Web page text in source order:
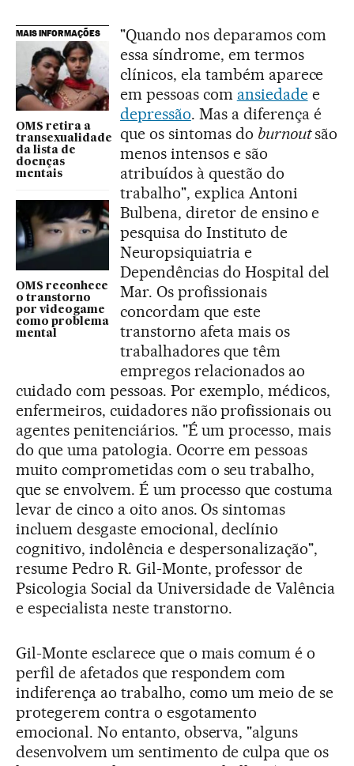
MAIS INFORMAÇÕES
OMS retira a
transexualidade
da lista de
doenças
mentais
OMS reconhece
o transtorno
por videogame
como problema
mental
"Quando nos deparamos com
essa síndrome, em termos
clínicos, ela também aparece
em pessoas com ansiedadee
depressão. Mas a diferença é
que os sintomas do burnoutsão
menos intensos e são
atribuídos à questão do
trabalho", explica Antoni
Bulbena, diretor de ensino e
pesquisa do Instituto de
Neuropsiquiatria e
Dependências do Hospital del
Mar. Os profissionais
concordam que este
transtorno afeta mais os
trabalhadores que têm
empregos relacionados ao
cuidado com pessoas. Por exemplo, médicos,
enfermeiros, cuidadores não profissionais ou
agentes penitenciários. "É um processo, mais
do que uma patologia. Ocorre em pessoas
muito comprometidas com o seu trabalho,
que se envolvem. É um processo que costuma
levar de cinco a oito anos. Os sintomas
incluem desgaste emocional, declínio
cognitivo, indolência e despersonalização",
resume Pedro R. Gil-Monte, professor de
Psicologia Social da Universidade de Valência
e especialista neste transtorno.
Gil-Monte esclarece que o mais comum é o
perfil de afetados que respondem com
indiferença ao trabalho, como um meio de se
protegerem contra o esgotamento
emocional. No entanto, observa, "alguns
desenvolvem um sentimento de culpa que os